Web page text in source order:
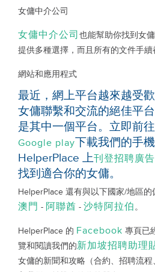
女傭中介公司
女傭中介公司 也能幫助你找到女
提供多種選擇，而且所有的文件手續
網站和應用程式
最近，網上平台越來越受
女傭聯繫和交流的絕佳平
是其中一個平台。立即前往
Google play下載我們的手
HelperPlace 上刊登招聘廣告
找到適合你的女傭。
HelperPlace 還有與以下國家/地區的
澳門 - 阿聯酋 - 沙特阿拉伯。
HelperPlace 的 Facebook 專頁已
覽和閱讀我們的新加坡招聘助理
女傭的新聞和攻略（合約、招聘流